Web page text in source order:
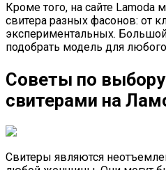
Кроме того, на сайте Lamoda
свитера разных фасонов: от
экспериментальных.
подобрать модель для
Советы по выбору
свитерами на
Свитеры являются